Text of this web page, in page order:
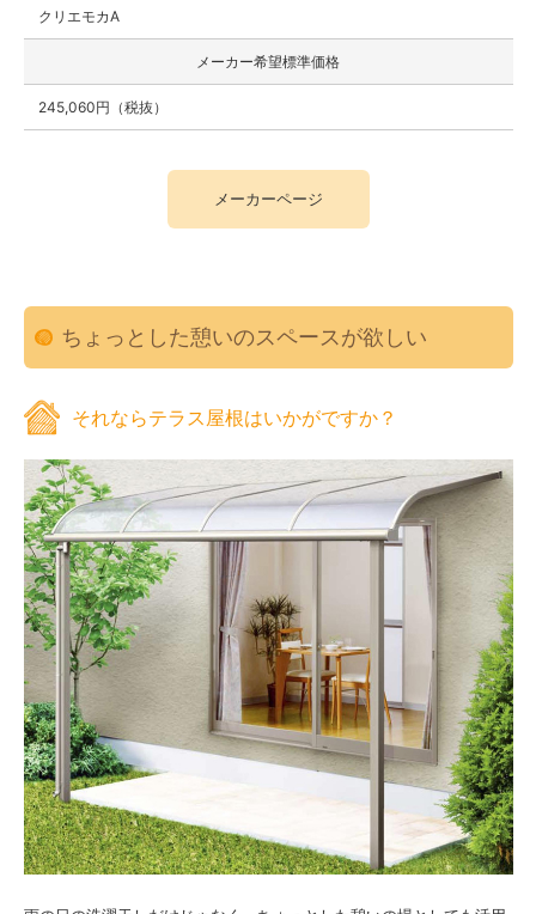
クリエモカA
メーカー希望標準価格
245,060円（税抜）
メーカーページ
ちょっとした憩いのスペースが欲しい
それならテラス屋根はいかがですか？